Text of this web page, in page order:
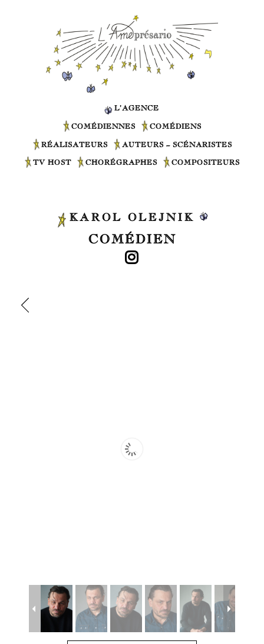
L’AGENCE
COMÉDIENNES COMÉDIENS
RÉALISATEURS AUTEURS – SCÉNARISTES
TV HOST CHORÉGRAPHES COMPOSITEURS
KAROL OLEJNIK
COMÉDIEN